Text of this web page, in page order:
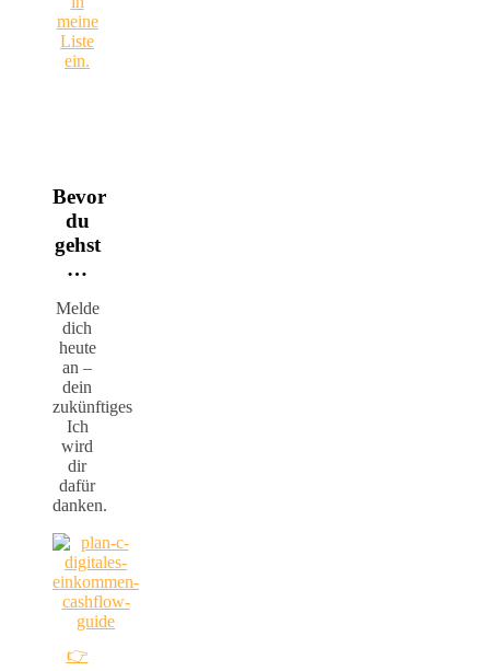
meine
Liste
ein.
Bevor
du
gehst
…
Melde
dich
heute
an –
dein
zukünftiges
Ich
wird
dir
dafür
danken.
👉